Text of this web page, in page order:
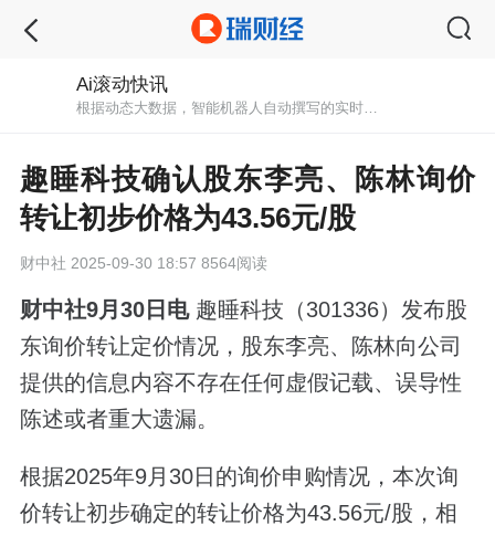
Ai滚动快讯
根据动态大数据，智能机器人自动撰写的实时快讯播报。秒级初稿，紧跟最新消息。
趣睡科技确认股东李亮、陈林询价
转让初步价格为43.56元/股
财中社 2025-09-30 18:57 8564阅读
财中社9月30日电趣睡科技（301336）发布股
东询价转让定价情况，股东李亮、陈林向公司
提供的信息内容不存在任何虚假记载、误导性
陈述或者重大遗漏。
根据2025年9月30日的询价申购情况，本次询
价转让初步确定的转让价格为43.56元/股，相